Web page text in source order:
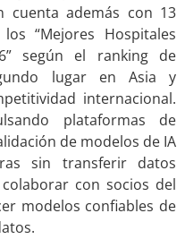
cuenta además con 13
“Mejores Hospitales
según el ranking de
lugar en Asia y
internacional.
plataformas de
de modelos de IA
sin transferir datos
con socios del
modelos confiables de